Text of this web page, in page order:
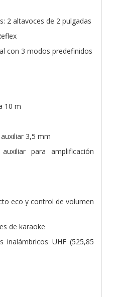
2 altavoces de 2 pulgadas
con 3 modos predefinidos
10 m
3,5 mm
para amplificación
eco y control de volumen
de karaoke
inalámbricos UHF (525,85